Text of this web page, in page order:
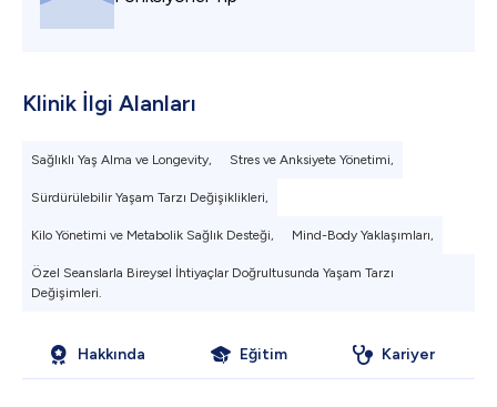
Klinik İlgi Alanları
Sağlıklı Yaş Alma ve Longevity, Stres ve Anksiyete Yönetimi,
Sürdürülebilir Yaşam Tarzı Değişiklikleri,
Kilo Yönetimi ve Metabolik Sağlık Desteği, Mind-Body Yaklaşımları,
Özel Seanslarla Bireysel İhtiyaçlar Doğrultusunda Yaşam Tarzı
Değişimleri.
Hakkında Eğitim Kariyer